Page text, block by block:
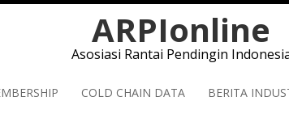
ARPIonline
Asosiasi Rantai Pendingin
COLD CHAIN DATA BERITA